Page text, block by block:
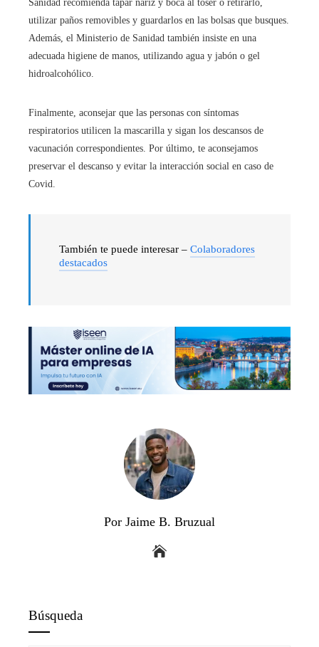
Sanidad recomienda tapar nariz y boca al tóser o retirarlo,
utilizar paños removibles y guardarlos en las bolsas que busques.
Además, el Ministerio de Sanidad también insiste en una
adecuada higiene de manos, utilizando agua y jabón o gel
hidroalcohólico.
Finalmente, aconsejar que las personas con síntomas
respiratorios utilicen la mascarilla y sigan los descansos de
vacunación correspondientes. Por último, te aconsejamos
preservar el descanso y evitar la interacción social en caso de
Covid.
También te puede interesar – Colaboradores
destacados
Por Jaime B. Bruzual
Búsqueda